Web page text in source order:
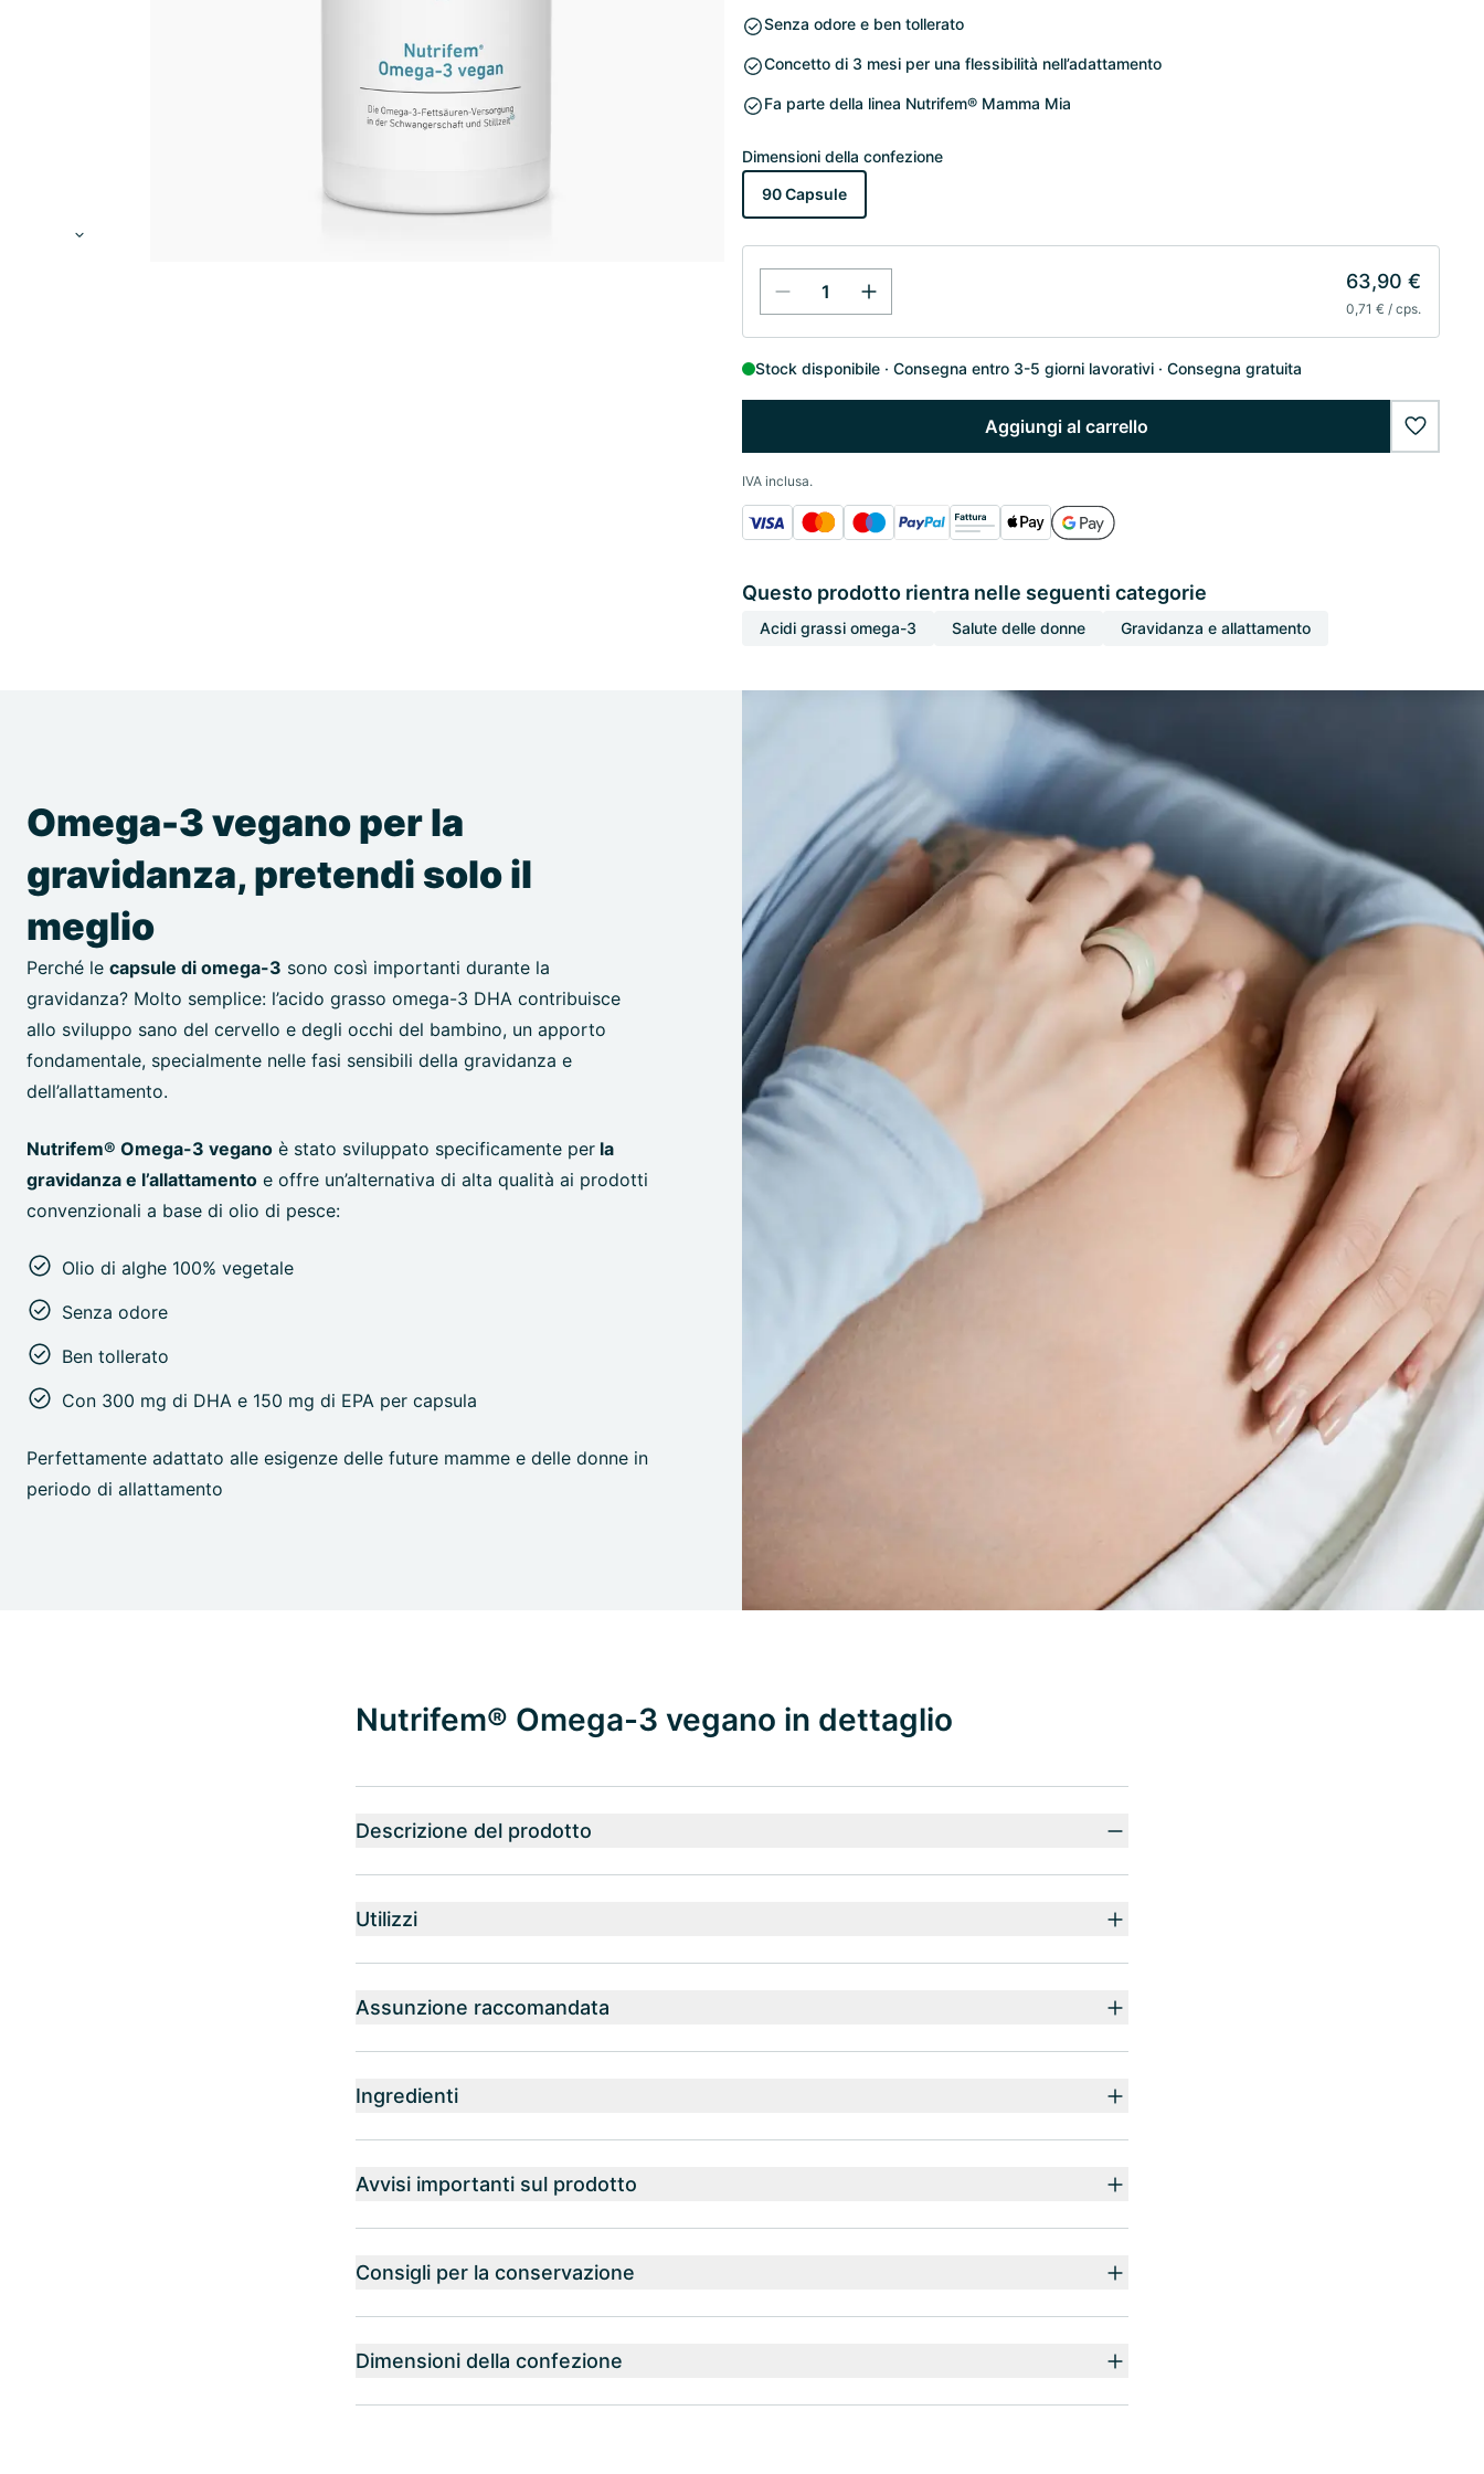
Senza odore e ben tollerato
Concetto di 3 mesi per una flessibilità nell’adattamento
Fa parte della linea Nutrifem® Mamma Mia
Dimensioni della confezione
90 Capsule
63,90 €
0,71 € / cps.
Stock disponibile Consegna entro 3-5 giorni lavorativi Consegna gratuita
Aggiungi al carrello
IVA inclusa.
Questo prodotto rientra nelle seguenti categorie
Acidi grassi omega-3 Salute delle donne Gravidanza e allattamento
Omega-3 vegano per la
gravidanza, pretendi solo il
meglio
Perché le capsule di omega-3 sono così importanti durante la
gravidanza? Molto semplice: l’acido grasso omega-3 DHA contribuisce
allo sviluppo sano del cervello e degli occhi del bambino, un apporto
fondamentale, specialmente nelle fasi sensibili della gravidanza e
dell’allattamento.
Nutrifem® Omega-3 vegano è stato sviluppato specificamente per la
gravidanza e l’allattamento e offre un’alternativa di alta qualità ai prodotti
convenzionali a base di olio di pesce:
Olio di alghe 100% vegetale
Senza odore
Ben tollerato
Con 300 mg di DHA e 150 mg di EPA per capsula
Perfettamente adattato alle esigenze delle future mamme e delle donne in
periodo di allattamento
Nutrifem® Omega-3 vegano in dettaglio
Descrizione del prodotto
Utilizzi
Assunzione raccomandata
Ingredienti
Avvisi importanti sul prodotto
Consigli per la conservazione
Dimensioni della confezione